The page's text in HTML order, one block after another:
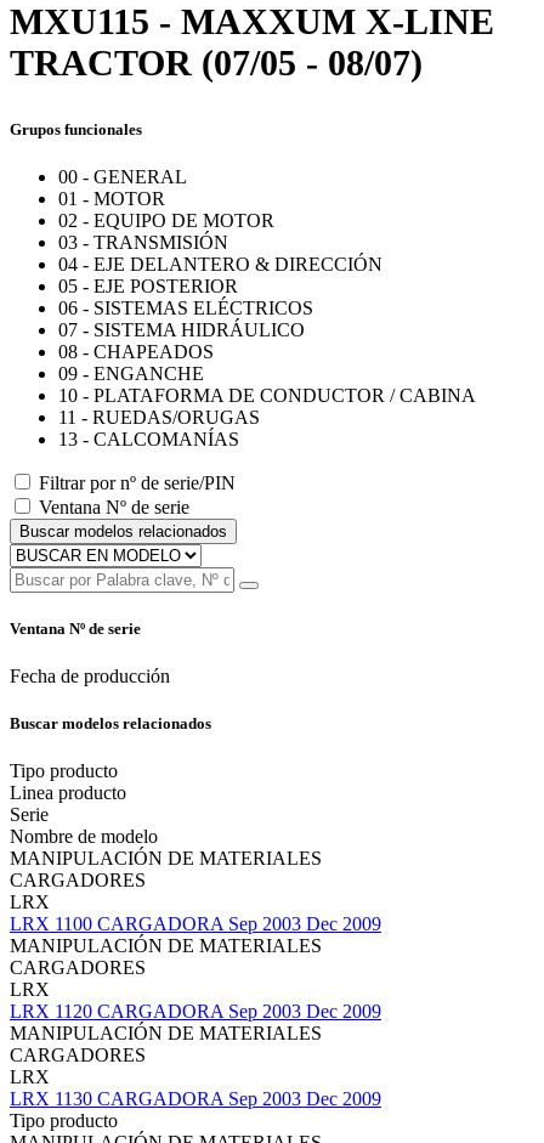
MXU115 - MAXXUM X-LINE
TRACTOR (07/05 - 08/07)
Grupos funcionales
00 - GENERAL
01 - MOTOR
02 - EQUIPO DE MOTOR
03 - TRANSMISIÓN
04 - EJE DELANTERO & DIRECCIÓN
05 - EJE POSTERIOR
06 - SISTEMAS ELÉCTRICOS
07 - SISTEMA HIDRÁULICO
08 - CHAPEADOS
09 - ENGANCHE
10 - PLATAFORMA DE CONDUCTOR / CABINA
11 - RUEDAS/ORUGAS
13 - CALCOMANÍAS
Filtrar por nº de serie/PIN
Ventana Nº de serie
Buscar modelos relacionados
Ventana Nº de serie
Fecha de producción
Buscar modelos relacionados
Tipo producto
Linea producto
Serie
Nombre de modelo
MANIPULACIÓN DE MATERIALES
CARGADORES
LRX
LRX 1100 CARGADORA Sep 2003 Dec 2009
MANIPULACIÓN DE MATERIALES
CARGADORES
LRX
LRX 1120 CARGADORA Sep 2003 Dec 2009
MANIPULACIÓN DE MATERIALES
CARGADORES
LRX
LRX 1130 CARGADORA Sep 2003 Dec 2009
Tipo producto